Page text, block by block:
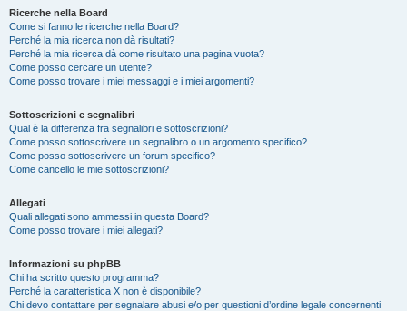
Ricerche nella Board
Come si fanno le ricerche nella Board?
Perché la mia ricerca non dà risultati?
Perché la mia ricerca dà come risultato una pagina vuota?
Come posso cercare un utente?
Come posso trovare i miei messaggi e i miei argomenti?
Sottoscrizioni e segnalibri
Qual è la differenza fra segnalibri e sottoscrizioni?
Come posso sottoscrivere un segnalibro o un argomento specifico?
Come posso sottoscrivere un forum specifico?
Come cancello le mie sottoscrizioni?
Allegati
Quali allegati sono ammessi in questa Board?
Come posso trovare i miei allegati?
Informazioni su phpBB
Chi ha scritto questo programma?
Perché la caratteristica X non è disponibile?
Chi devo contattare per segnalare abusi e/o per questioni d’ordine legale concernenti